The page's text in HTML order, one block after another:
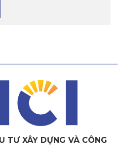
TƯ XÂY DỰNG VÀ CÔNG